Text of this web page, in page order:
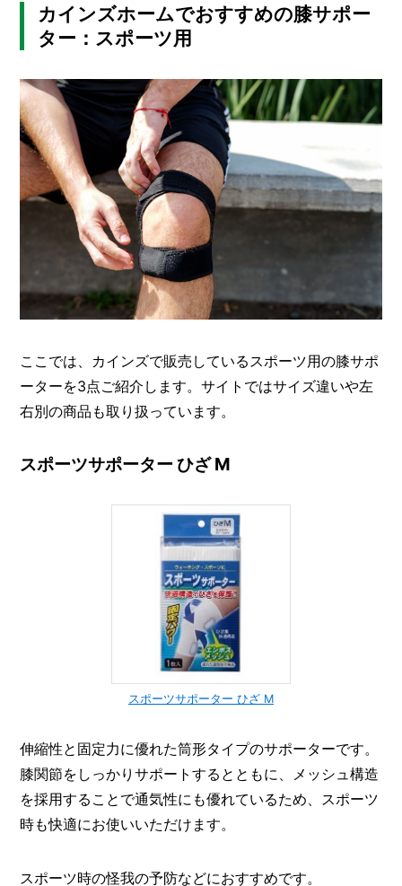
カインズホームでおすすめの膝サポー
ター：スポーツ用
ここでは、カインズで販売しているスポーツ用の膝サポ
ーターを3点ご紹介します。サイトではサイズ違いや左
右別の商品も取り扱っています。
スポーツサポーター ひざ M
スポーツサポーター ひざ M
伸縮性と固定力に優れた筒形タイプのサポーターです。
膝関節をしっかりサポートするとともに、メッシュ構造
を採用することで通気性にも優れているため、スポーツ
時も快適にお使いいただけます。
スポーツ時の怪我の予防などにおすすめです。